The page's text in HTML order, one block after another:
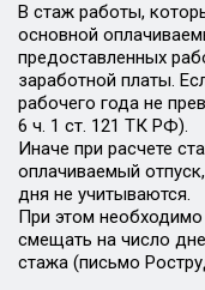
В стаж работы,
основной
предоставленных
заработной платы.
рабочего года не
6 ч. 1 ст. 121 ТК РФ).
Иначе при расчете
оплачиваемый
дня не учитываются.
При этом
смещать на число
стажа (письмо